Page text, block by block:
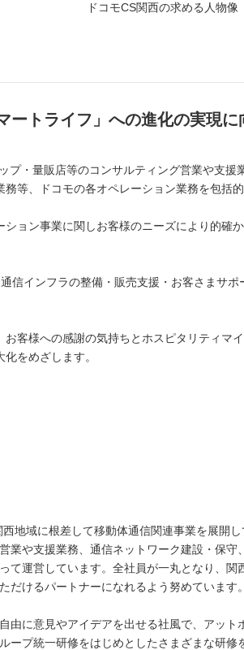
ドコモCS関西の求める人物像
ートライフ」への進化の実現に
プ・量販店等のコンサルティング営業や支援
等、ドコモの各オペレーション業務を包括的
ョン事業に関しお客様のニーズにより的確
信インフラの整備・販売支援・お客さまサ
客様への感謝の気持ちとホスピタリティマ
をめざします。
地域に根差して移動体通信関連事業を展開
業や支援業務、通信ネットワーク建設・保守
て運営しています。全社員が一丸となり、関
だけるパートナーになれるよう努めています。
由に意見やアイデアを出せる社風で、アッ
ープ統一研修をはじめとしたさまざまな研修